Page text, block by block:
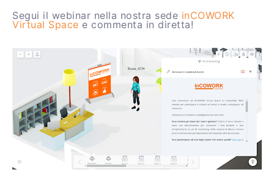
Segui il webinar nella nostra sede inCOWORK
Virtual Space e commenta in diretta!